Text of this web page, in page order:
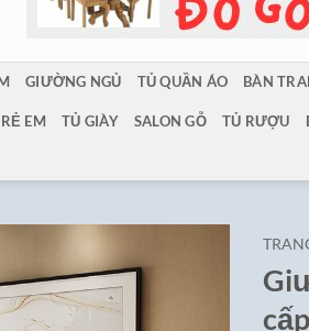
GIƯỜNG NGỦ TỦ QUẦN ÁO BÀN
EM TỦ GIÀY SALON GỖ TỦ RƯỢU